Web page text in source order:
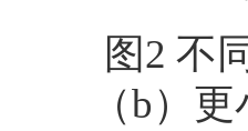
图2 不
（b）